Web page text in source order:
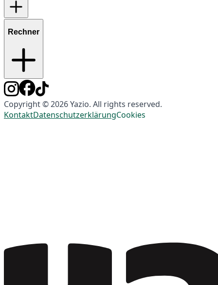
Rechner
Copyright © 2026 Yazio. All rights reserved.
KontaktDatenschutzerklärungCookies